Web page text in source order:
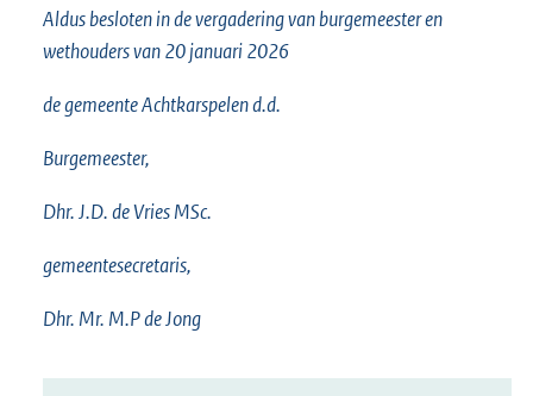
Aldus besloten in de vergadering van burgemeester en
wethouders van 20 januari 2026
de gemeente Achtkarspelen d.d.
Burgemeester,
Dhr. J.D. de Vries MSc.
gemeentesecretaris,
Dhr. Mr. M.P de Jong